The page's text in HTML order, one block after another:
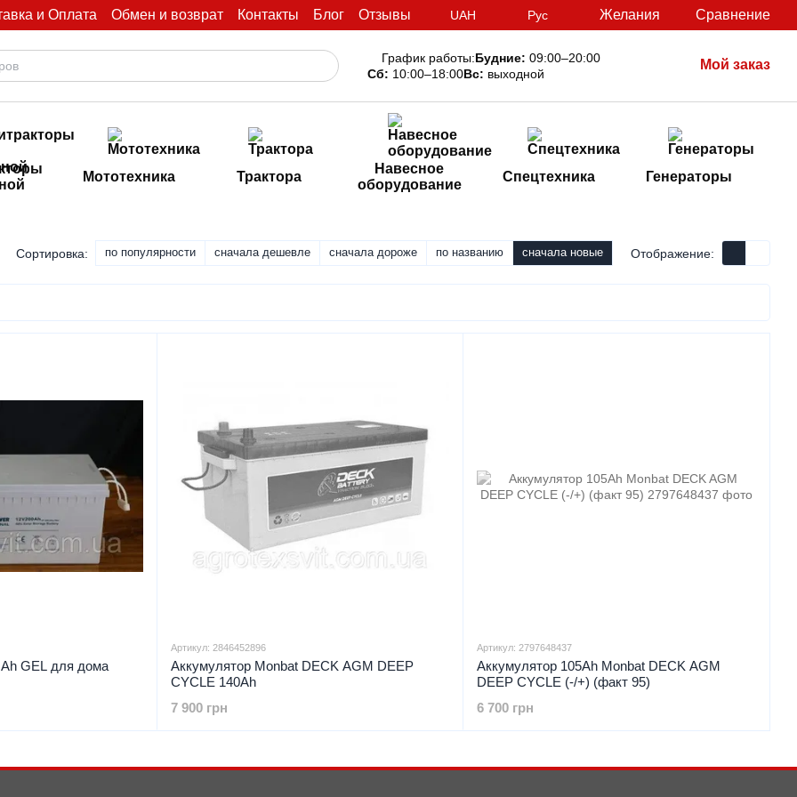
и Оплата Обмен и возврат Контакты Блог Отзывы UAH Рус Желания Сравнение
График работы:Будние: 09:00–20:00
Сб: 10:00–18:00Вс: выходной
Мой заказ
Мототехника Трактора
Навесное
оборудование
Спецтехника Генераторы
Сортировка: по популярности сначала дешевле сначала дороже по названию сначала новые Отображение:
GEL для дома
Артикул: 2846452896
Аккумулятор Monbat DECK AGM DEEP
CYCLE 140Ah
7 900 грн
Артикул: 2797648437
Аккумулятор 105Ah Monbat DECK AGM
DEEP CYCLE (-/+) (факт 95)
6 700 грн